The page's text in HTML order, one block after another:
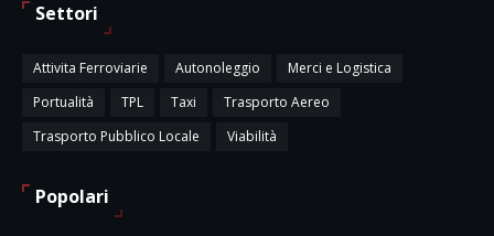
Settori
Attivita Ferroviarie Autonoleggio
Merci e Logistica
Portualità
TPL Taxi
Trasporto Aereo
Trasporto Pubblico Locale
Viabilità
Popolari